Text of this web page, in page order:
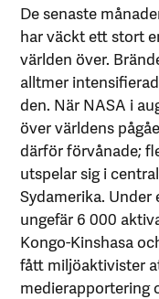
De senaste
har väckt ett stort
världen över.
alltmer
den. När NASA i
över världens
därför förvånade;
utspelar sig i
Sydamerika.
ungefär 6 000
Kongo-Kinshasa
fått miljöaktivister
medierapportering